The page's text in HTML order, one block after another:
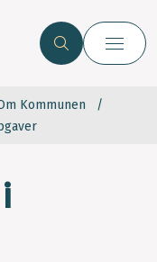
Kommunen